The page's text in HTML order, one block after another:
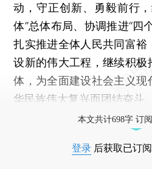
动，守正创新、勇毅前行
体”总体布局、协调推进“四
扎实推进全体人民共同富裕
设新的伟大工程，继续积极
体，为全面建设社会主义现
华民族伟大复兴而团结奋斗。
本文共计698字 订
登录 后获取已订